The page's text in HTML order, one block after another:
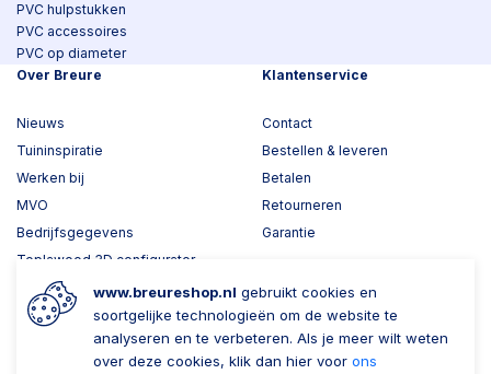
PVC hulpstukken
PVC accessoires
PVC op diameter
Over Breure
Nieuws
Tuininspiratie
Werken bij
MVO
Bedrijfsgegevens
Toplawood 3D configurator
Kijk mee met Breure
Klantenservice
Contact
Bestellen & leveren
Betalen
Retourneren
Garantie
Wil je ons volgen? Zaken doen met Breure
www.breureshop.nl gebruikt cookies en
soortgelijke technologieën om de website te
analyseren en te verbeteren. Als je meer wilt weten
over deze cookies, klik dan hier voor ons